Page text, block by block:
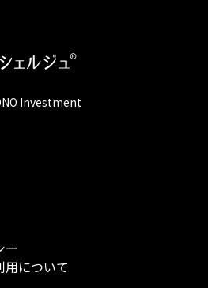
Investment
ー
用について